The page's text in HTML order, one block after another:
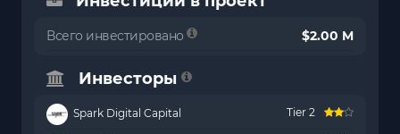
Всего инвестировано $2.00 M
Инвесторы
Spark Digital Capital Tier 2